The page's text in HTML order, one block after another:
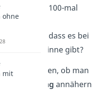
außerdem 100-mal
Wie
ist es nun, dass es bei
Gewinne gibt?
du überprüfen, ob man
annähern
ohne
mit